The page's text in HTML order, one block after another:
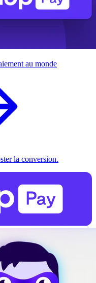
au monde
la conversion.